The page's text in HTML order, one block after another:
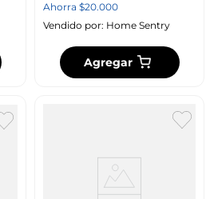
Ahorra $20.000
Vendido por: Home Sentry
Agregar